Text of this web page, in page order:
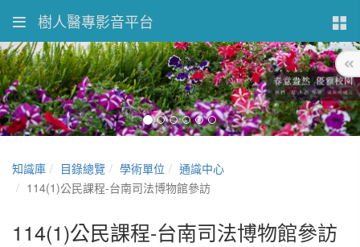
樹人醫專影音平台
知識庫 目錄總覽 學術單位
通識中心
114(1)公民課程-台南司法博物館參訪
114(1)公民課程-台南司法博物館參訪